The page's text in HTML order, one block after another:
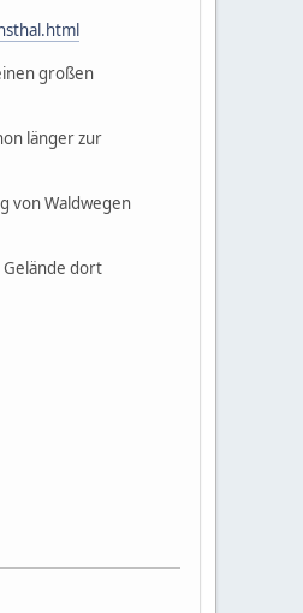
großen
länger zur
von Waldwegen
Gelände dort